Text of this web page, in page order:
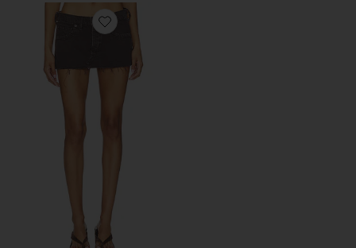
Favorite MINIFALDA LAINEY